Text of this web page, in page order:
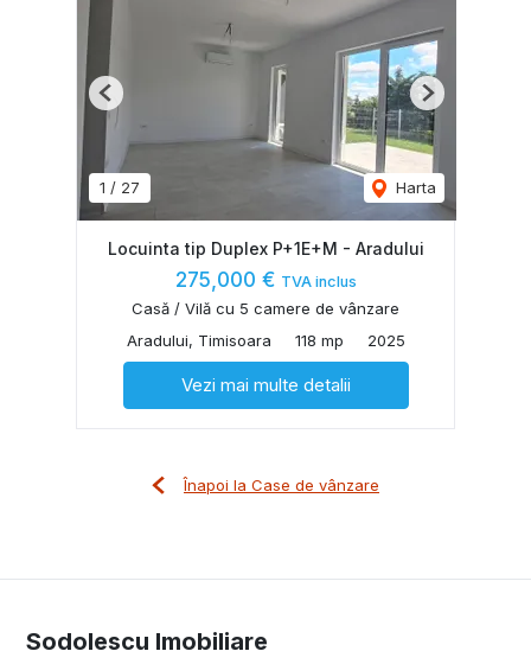
1 / 27 Harta
Previous Next
Locuinta tip Duplex P+1E+M - Aradului
275,000 € TVA inclus
Casă / Vilă cu 5 camere de vânzare
Aradului, Timisoara
118 mp 2025
Vezi mai multe detalii
Înapoi la Case de vânzare
Sodolescu Imobiliare